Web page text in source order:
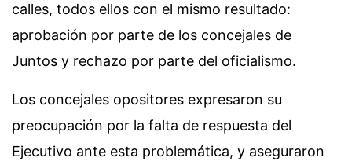
calles, todos ellos con el mismo resultado:
aprobación por parte de los concejales de
Juntos y rechazo por parte del oficialismo.
Los concejales opositores expresaron su
preocupación por la falta de respuesta del
Ejecutivo ante esta problemática, y aseguraron